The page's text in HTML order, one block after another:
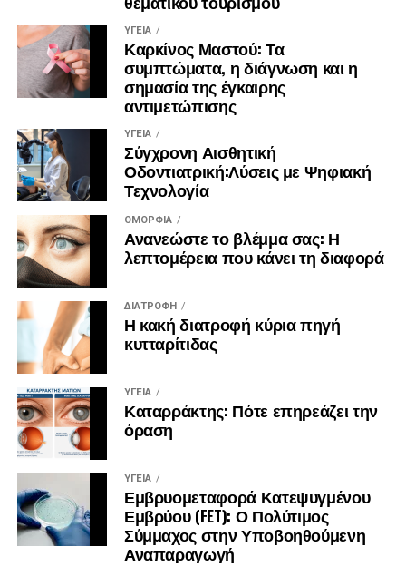
πλαίσιο του Επιχειρησιακού
Προγράμματος «Ανάπτυξη Ανθρώπινου Δυναμικού,
Εκπαίδευση και Διά Βίου Μάθηση» και
συγχρηματοδοτείται από την Ευρωπαϊκή Ένωση
(Ευρωπαϊκό Κοινωνικό Ταμείο) και από
Η είσοδος σε όλες τις προβολές και όλες τις εκδηλώσεις
είναι ελεύθερη και εξασφαλίζεται η
πρόσβαση σε ΑμεΑ.
Πηγή
ΥΓΕΊΑ
Καρκίνος Μαστού: Τα
συμπτώματα, η διάγνωση και η
σημασία της έγκαιρης
αντιμετώπισης
ΥΓΕΊΑ
Σύγχρονη Αισθητική
Οδοντιατρική:Λύσεις με Ψηφιακή
Τεχνολογία
ΟΜΟΡΦΙΆ
Ανανεώστε το βλέμμα σας: Η
λεπτομέρεια που κάνει τη διαφορά
ΔΙΑΤΡΟΦΉ
Η κακή διατροφή κύρια πηγή
κυτταρίτιδας
ΥΓΕΊΑ
Καταρράκτης: Πότε επηρεάζει την
όραση
ΥΓΕΊΑ
Εμβρυομεταφορά Κατεψυγμένου
Εμβρύου (FET): Ο Πολύτιμος
Σύμμαχος στην Υποβοηθούμενη
Αναπαραγωγή